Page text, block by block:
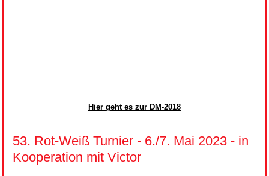
Hier geht es zur DM-2018
53. Rot-Weiß Turnier - 6./7. Mai 2023 - in
Kooperation mit Victor